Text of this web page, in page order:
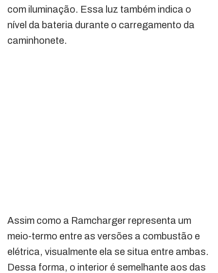
com iluminação. Essa luz também indica o
nível da bateria durante o carregamento da
caminhonete.
Assim como a Ramcharger representa um
meio-termo entre as versões a combustão e
elétrica, visualmente ela se situa entre ambas.
Dessa forma, o interior é semelhante aos das